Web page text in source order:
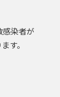
染者が
す。